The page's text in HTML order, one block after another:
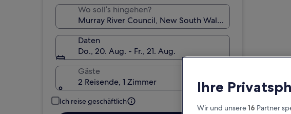
Wo soll’s hingehen?
Daten
Do., 20. Aug. - Fr., 21. Aug.
Gäste
2 Reisende, 1 Zimmer
Ich reise geschäftlich
Ihre
Wir und unsere16 Partner